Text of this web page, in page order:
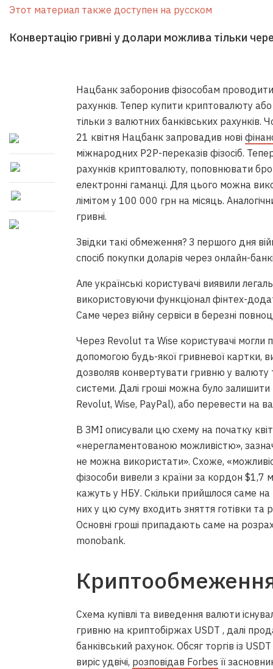
Этот материал также доступен на русском
Конвертацію гривні у долари можлива тільки
Нацбанк заборонив фізособам проводити
рахунків. Тепер купити криптовалюту
тільки з валютних банківських
21 квітня Нацбанк запровадив нові
міжнародних P2P-переказів фізосіб.
рахунків криптовалюту, поповнювати
електронні гаманці. Для цього можна
лімітом у 100 000 грн на місяць.
гривні.
Звідки такі обмеження? З першого дня
спосіб покупки доларів через онлайн-
Але українські користувачі виявили
використовуючи функціонал фінтех-
Саме через війну сервіси в березні
Через Revolut та Wise користувачі
допомогою будь-якої гривневої картки,
дозволяв конвертувати гривню у валюту
системи. Далі гроші можна було
Revolut, Wise, PayPal), або перевести на
В ЗМІ описували цю схему на початку
«нерегламентованою можливістю»,
не можна використати». Схоже,
фізособи вивели з країни за кордон $1,7
кажуть у НБУ. Скільки прийшлося саме
них у цю суму входить зняття готівки та
Основні гроші припадають саме на
monobank.
Схема купівлі та виведення валюти
гривню на криптобіржах USDT , далі
банківський рахунок. Обсяг торгів із
виріс удвічі, розповідав Forbes її